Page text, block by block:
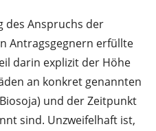
des Anspruchs der
Antragsgegnern erfüllte
darin explizit der Höhe
an konkret genannten
und der Zeitpunkt
sind. Unzweifelhaft ist,